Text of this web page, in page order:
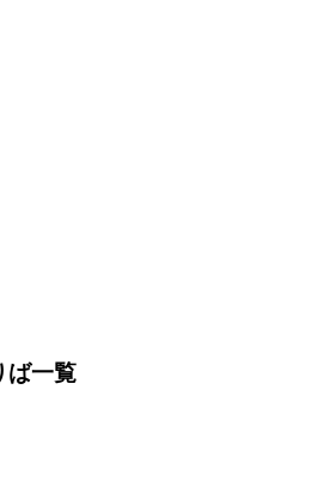
ば一覧